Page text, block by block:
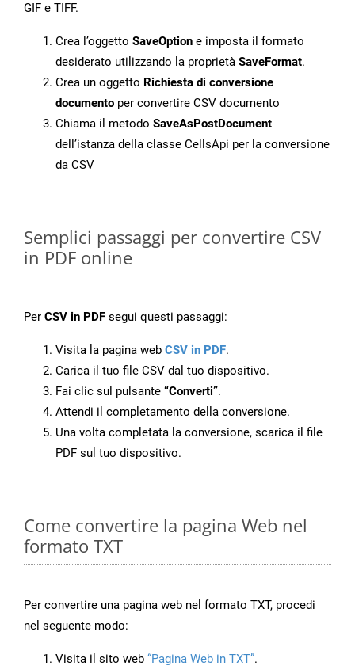
GIF e TIFF.
Crea l’oggetto SaveOption e imposta il formato
desiderato utilizzando la proprietà SaveFormat.
Crea un oggetto Richiesta di conversione
documento per convertire CSV documento
Chiama il metodo SaveAsPostDocument
dell’istanza della classe CellsApi per la conversione
da CSV
Semplici passaggi per convertire CSV
in PDF online
Per CSV in PDF segui questi passaggi:
Visita la pagina web CSV in PDF.
Carica il tuo file CSV dal tuo dispositivo.
Fai clic sul pulsante “Converti”.
Attendi il completamento della conversione.
Una volta completata la conversione, scarica il file
PDF sul tuo dispositivo.
Come convertire la pagina Web nel
formato TXT
Per convertire una pagina web nel formato TXT, procedi
nel seguente modo:
Visita il sito web “Pagina Web in TXT”.